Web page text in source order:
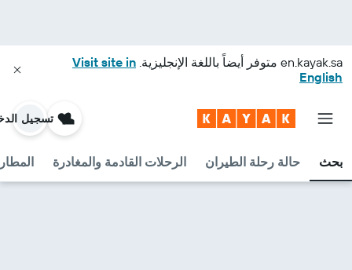
en.kayak.sa متوفر أيضاً باللغة الإنجليزية. Visit site in
English
بحث حالة رحلة الطيران الرحلات القادمة والمغادرة
تسجيل